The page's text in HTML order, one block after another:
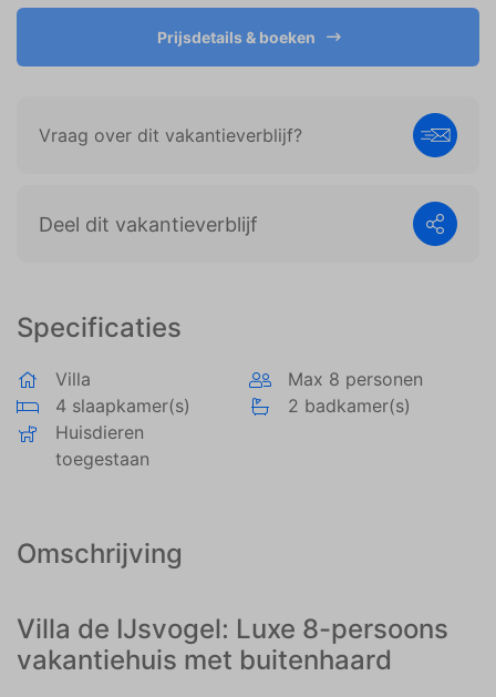
Specificaties
Villa
Max 8 personen
4 slaapkamer(s)
2 badkamer(s)
Huisdieren
toegestaan
Omschrijving
Villa de IJsvogel: Luxe 8-persoons
vakantiehuis met buitenhaard
Prijsdetails & boeken
Vraag over dit vakantieverblijf?
Deel dit vakantieverblijf
weergeven die zijn afgestemd op en relevant zijn
voor de individuele gebruiker. Deze advertenties